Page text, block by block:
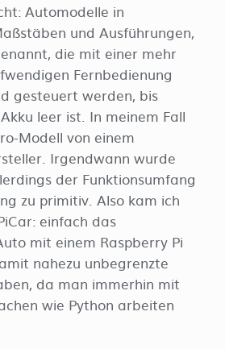
Automodelle in
und Ausführungen,
die mit einer mehr
Fernbedienung
gesteuert werden, bis
leer ist. In meinem Fall
Modell von einem
Irgendwann wurde
der Funktionsumfang
zu primitiv. Also kam ich
einfach das
mit einem Raspberry Pi
nahezu unbegrenzte
da man immerhin mit
wie Python arbeiten